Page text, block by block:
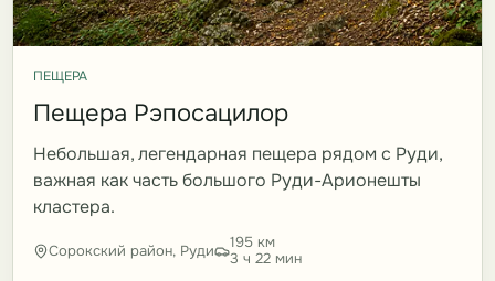
ПЕЩЕРА
Пещера Рэпосацилор
Небольшая, легендарная пещера рядом с Руди,
важная как часть большого Руди-Арионешты
кластера.
Сорокский район, Руди
195 км
3 ч 22 мин